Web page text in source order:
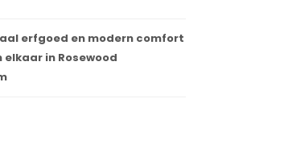
erfgoed en modern comfort
in Rosewood